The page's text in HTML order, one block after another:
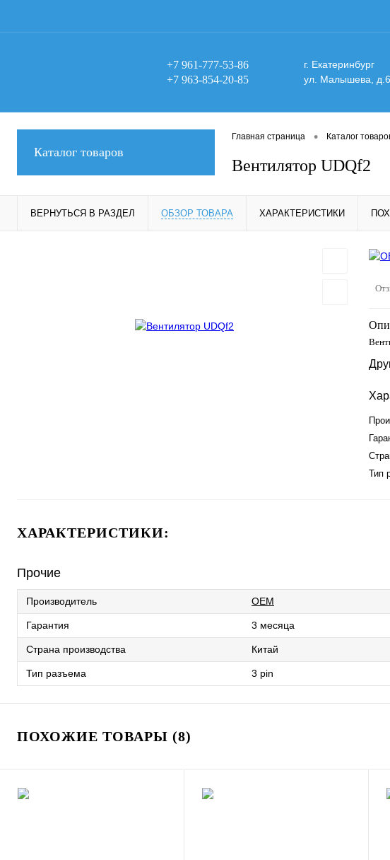
+7 961-777-53-86
+7 963-854-20-85
г. Екатеринбург
ул. Малышева,
Каталог товаров
Главная страница • Каталог
Вентилятор UDQf2
ВЕРНУТЬСЯ В РАЗДЕЛ ОБЗОР ТОВАРА ХАРАКТЕРИСТИКИ
Тип
ХАРАКТЕРИСТИКИ:
Прочие
Производитель OEM
Гарантия 3 месяца
Страна производства Китай
Тип разъема 3 pin
ПОХОЖИЕ ТОВАРЫ (8)